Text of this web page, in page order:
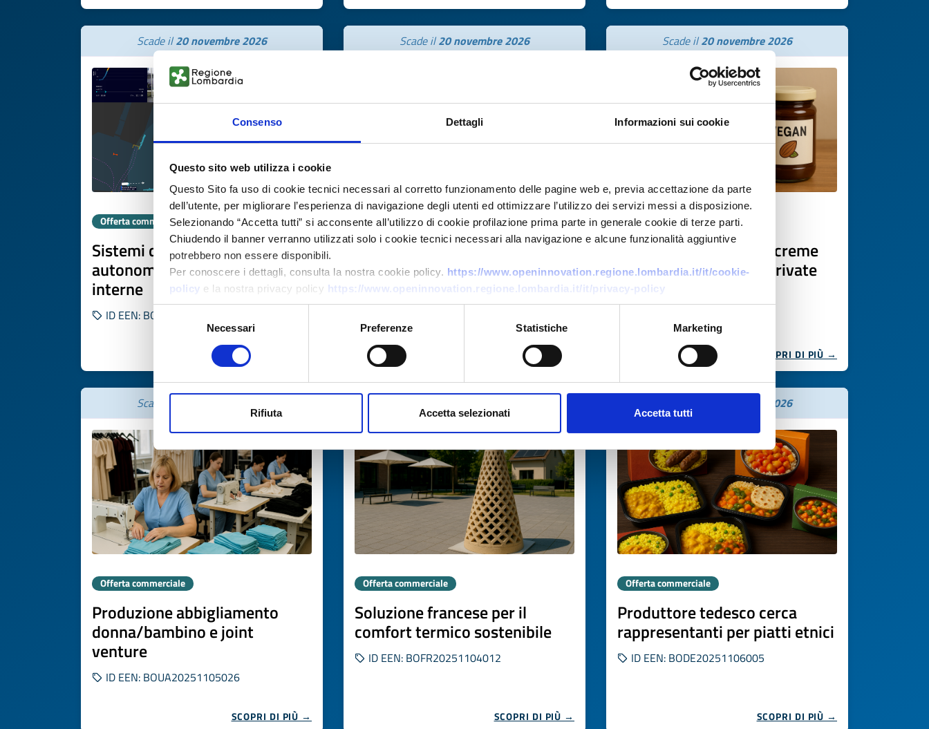
Consenso Dettagli Informazioni sui cookie
Questo sito web utilizza i cookie
Questo Sito fa uso di cookie tecnici necessari al corretto funzionamento delle pagine web e, previa accettazione da parte
dell’utente, per migliorare l’esperienza di navigazione degli utenti ed ottimizzare l’utilizzo dei servizi messi a disposizione.
Selezionando “Accetta tutti” si acconsente all’utilizzo di cookie profilazione prima parte in generale cookie di terze parti.
Chiudendo il banner verranno utilizzati solo i cookie tecnici necessari alla navigazione e alcune funzionalità aggiuntive
potrebbero non essere disponibili.
Per conoscere i dettagli, consulta la nostra cookie policy. https://www.openinnovation.regione.lombardia.it/it/cookie-
policy e la nostra privacy policy https://www.openinnovation.regione.lombardia.it/it/privacy-policy
Selezione
Necessari Preferenze Statistiche Marketing
Rifiuta Accetta selezionati Accetta tutti
Scade il20 novembre 2026
Offerta commerciale
Sistemi di navigazione
autonoma per vie d'acqua
interne
ID EEN: BONL20251105017
SCOPRI DI PIÙ →
Scade il20 novembre 2026
Offerta commerciale
Logistica ucraina specializzata
in carichi eccezionali
ID EEN: BOUA20251031025
SCOPRI DI PIÙ →
Scade il20 novembre 2026
Offerta commerciale
Produttore polacco di creme
spalmabili vegan per private
label
SCOPRI DI PIÙ →
Scade il
Offerta commerciale
Produzione abbigliamento
donna/bambino e joint
venture
ID EEN: BOUA20251105026
SCOPRI DI PIÙ →
Offerta commerciale
Soluzione francese per il
comfort termico sostenibile
ID EEN: BOFR20251104012
SCOPRI DI PIÙ →
20 novembre 2026
Offerta commerciale
Produttore tedesco cerca
rappresentanti per piatti etnici
ID EEN: BODE20251106005
SCOPRI DI PIÙ →